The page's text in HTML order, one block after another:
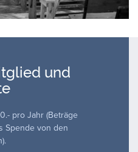
und
pro Jahr (Beträge
Spende von den